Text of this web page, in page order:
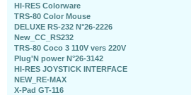
HI-RES Colorware
TRS-80 Color Mouse
DELUXE RS-232 N°26-2226
New_CC_RS232
TRS-80 Coco 3 110V vers 220V
Plug'N power N°26-3142
HI-RES JOYSTICK INTERFACE
NEW_RE-MAX
X-Pad GT-116